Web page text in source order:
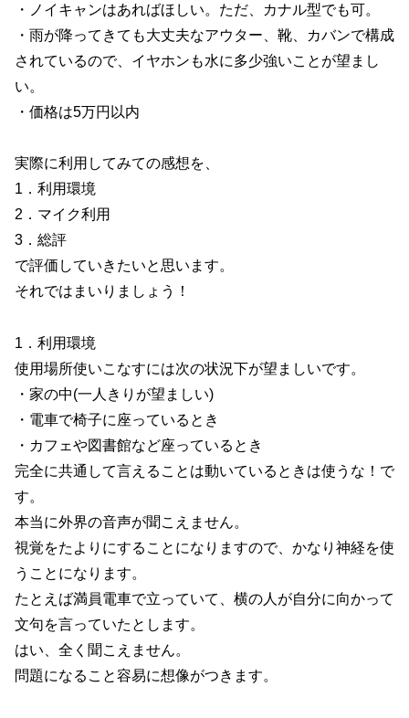
・ノイキャンはあればほしい。ただ、カナル型でも可。
・雨が降ってきても大丈夫なアウター、靴、カバンで構成
されているので、イヤホンも水に多少強いことが望まし
い。
・価格は5万円以内
実際に利用してみての感想を、
1．利用環境
2．マイク利用
3．総評
で評価していきたいと思います。
それではまいりましょう！
1．利用環境
使用場所使いこなすには次の状況下が望ましいです。
・家の中(一人きりが望ましい)
・電車で椅子に座っているとき
・カフェや図書館など座っているとき
完全に共通して言えることは動いているときは使うな！で
す。
本当に外界の音声が聞こえません。
視覚をたよりにすることになりますので、かなり神経を使
うことになります。
たとえば満員電車で立っていて、横の人が自分に向かって
文句を言っていたとします。
はい、全く聞こえません。
問題になること容易に想像がつきます。